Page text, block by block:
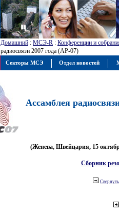
Домашний : МСЭ-R : Конференции и
радиосвязи 2007 года (АР-07)
Ассамблея
(Женева, Швейцария, 15
Сборник
Свернуть
Секторы МСЭ Отдел новостей